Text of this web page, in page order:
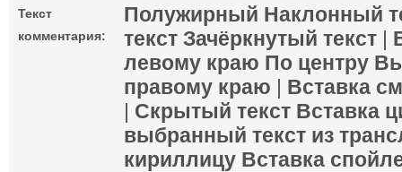
Текст
комментария:
Полужирный Наклонный
текст Зачёркнутый текст |
левому краю По центру
правому краю | Вставка
| Скрытый текст Вставка
выбранный текст из
кириллицу Вставка